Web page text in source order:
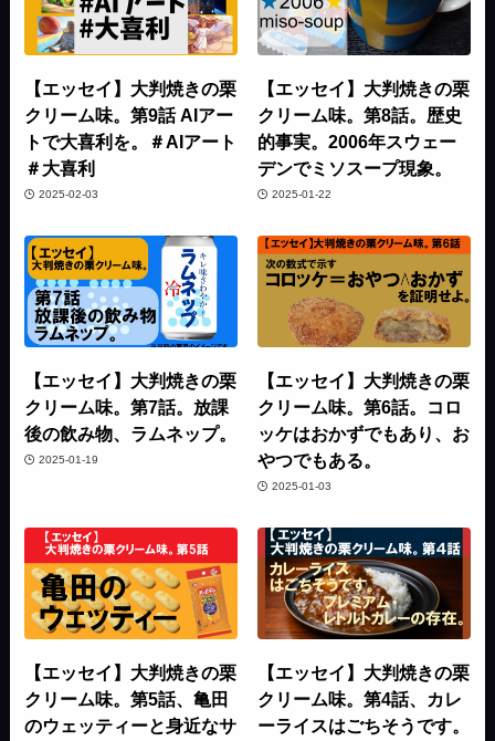
【エッセイ】大判焼きの栗
クリーム味。第9話 AIアー
トで大喜利を。＃AIアート
＃大喜利
2025-02-03
【エッセイ】大判焼きの栗
クリーム味。第8話。歴史
的事実。2006年スウェー
デンでミソスープ現象。
2025-01-22
【エッセイ】大判焼きの栗
クリーム味。第7話。放課
後の飲み物、ラムネップ。
2025-01-19
【エッセイ】大判焼きの栗
クリーム味。第6話。コロ
ッケはおかずでもあり、お
やつでもある。
2025-01-03
【エッセイ】大判焼きの栗
クリーム味。第5話、亀田
のウェッティーと身近なサ
【エッセイ】大判焼きの栗
クリーム味。第4話、カレ
ーライスはごちそうです。